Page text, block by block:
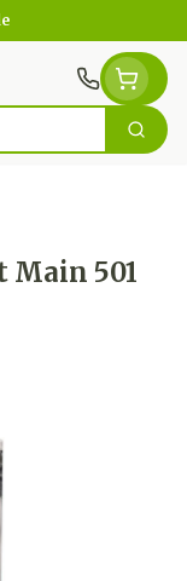
Main 501